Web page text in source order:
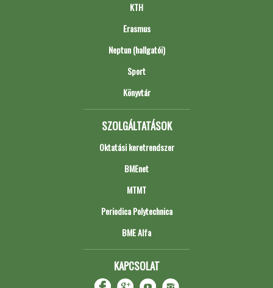
KTH
Erasmus
Neptun (hallgatói)
Sport
Könyvtár
SZOLGÁLTATÁSOK
Oktatási keretrendszer
BMEnet
MTMT
Periodica Polytechnica
BME Alfa
KAPCSOLAT